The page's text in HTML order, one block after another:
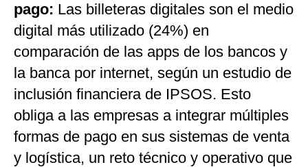
pago: Las billeteras digitales son el medio
digital más utilizado (24%) en
comparación de las apps de los bancos y
la banca por internet, según un estudio de
inclusión financiera de IPSOS. Esto
obliga a las empresas a integrar múltiples
formas de pago en sus sistemas de venta
y logística, un reto técnico y operativo que